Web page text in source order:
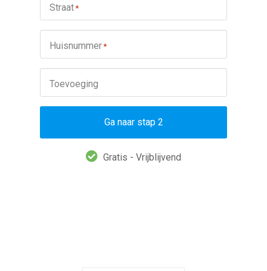
Straat*
Huisnummer*
Toevoeging
Ga naar stap 2
Gratis - Vrijblijvend